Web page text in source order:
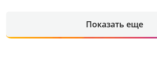
Показать еще